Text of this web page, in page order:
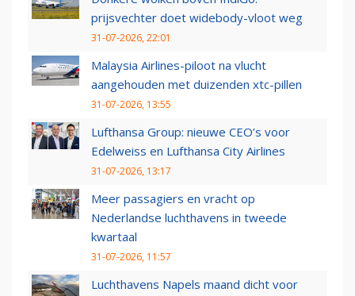
prijsvechter doet widebody-vloot weg
31-07-2026, 22:01
Malaysia Airlines-piloot na vlucht
aangehouden met duizenden xtc-pillen
31-07-2026, 13:55
Lufthansa Group: nieuwe CEO’s voor
Edelweiss en Lufthansa City Airlines
31-07-2026, 13:17
Meer passagiers en vracht op
Nederlandse luchthavens in tweede
kwartaal
31-07-2026, 11:57
Luchthavens Napels maand dicht voor